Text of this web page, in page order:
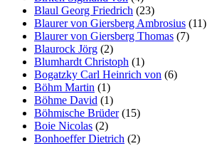
Blaul Georg Friedrich (23)
Blaurer von Giersberg Ambrosius (11)
Blaurer von Giersberg Thomas (7)
Blaurock Jörg (2)
Blumhardt Christoph (1)
Bogatzky Carl Heinrich von (6)
Böhm Martin (1)
Böhme David (1)
Böhmische Brüder(15)
Boie Nicolas (2)
Bonhoeffer Dietrich (2)